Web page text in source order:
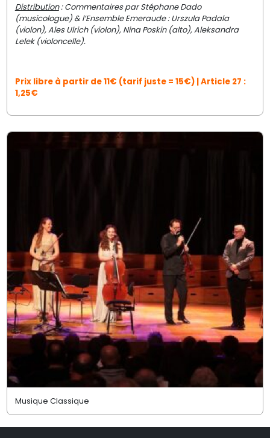
Distribution: Commentaires par Stéphane Dado
(musicologue) & l’Ensemble Emeraude : Urszula Padala
(violon), Ales Ulrich (violon), Nina Poskin (alto), Aleksandra
Lelek (violoncelle).
Prix libre à partir de 11€ (tarif juste = 15€) | Article 27 :
1,25€
Musique Classique